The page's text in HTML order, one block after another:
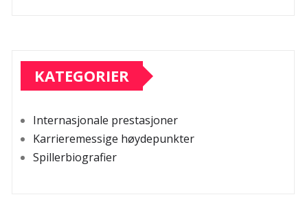
KATEGORIER
Internasjonale prestasjoner
Karrieremessige høydepunkter
Spillerbiografier